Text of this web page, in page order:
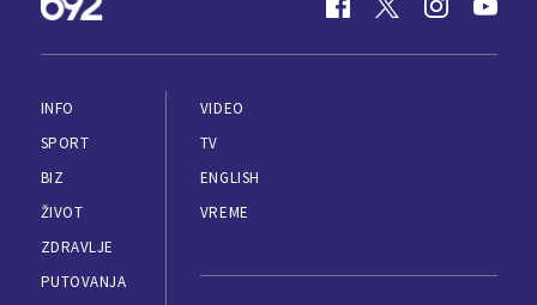
INFO
SPORT
BIZ
ŽIVOT
ZDRAVLJE
PUTOVANJA
VIDEO
TV
ENGLISH
VREME